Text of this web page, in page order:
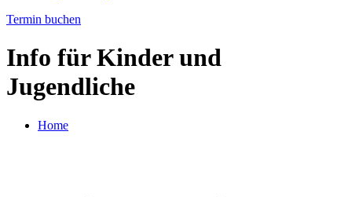
Termin buchen
Info für Kinder und
Jugendliche
Home